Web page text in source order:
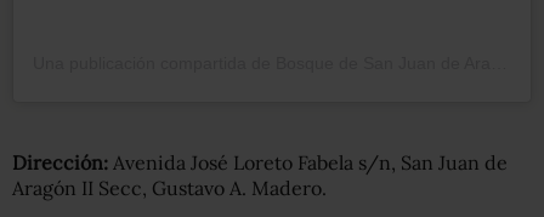
Dirección: Avenida José Loreto Fabela s/n, San Juan de
Aragón II Secc, Gustavo A. Madero.